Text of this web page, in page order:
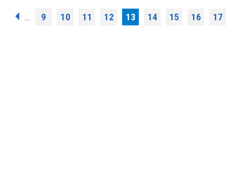
Pages
… 9 10 11 12 13 14 15 16 17